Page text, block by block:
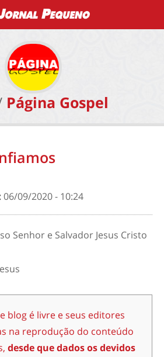
Página Gospel
06/09/2020 - 10:24
Senhor e Salvador Jesus Cristo
blog é livre e seus editores
na reprodução do conteúdo
desde que dados os devidos